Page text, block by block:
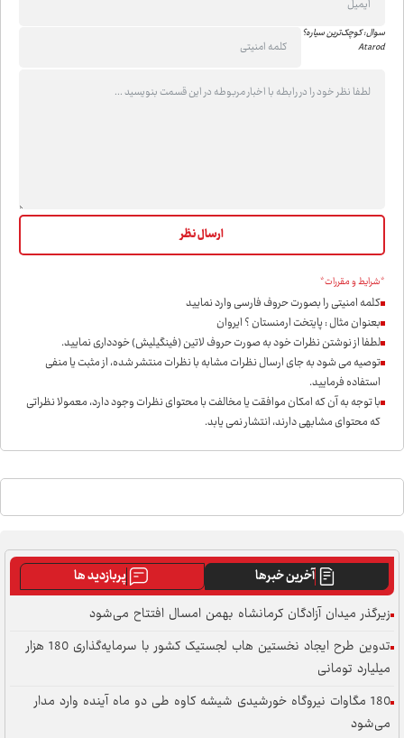
سوال: کوچک‌ترین سیاره؟
Atarod
*شرایط و مقررات*
کلمه امنیتی را بصورت حروف فارسی وارد نمایید
بعنوان مثال : پایتخت ارمنستان ؟ ایروان
لطفا از نوشتن نظرات خود به صورت حروف لاتین (فینگیلیش) خودداری نمايید.
توصیه می شود به جای ارسال نظرات مشابه با نظرات منتشر شده، از مثبت یا منفی
استفاده فرمایید.
با توجه به آن که امکان موافقت یا مخالفت با محتوای نظرات وجود دارد، معمولا نظراتی
که محتوای مشابهی دارند، انتشار نمی یابد.
آخرین خبرها
پربازدید ها
زیرگذر میدان آزادگان کرمانشاه بهمن امسال افتتاح می‌شود
تدوین طرح ایجاد نخستین هاب لجستیک کشور با سرمایه‌گذاری 180 هزار
میلیارد تومانی
180 مگاوات نیروگاه خورشیدی شیشه کاوه طی دو ماه آینده وارد مدار
می‌شود